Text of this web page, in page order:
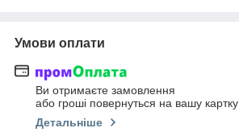
Умови оплати
Ви отримаєте замовлення
або гроші повернуться на вашу картку
Детальніше